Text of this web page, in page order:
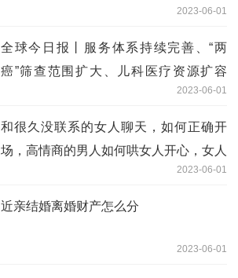
2023-06-01
全球今日报丨服务体系持续完善、“两
癌”筛查范围扩大、儿科医疗资源扩容
——我国进一步提升妇女儿童健康水平
2023-06-01
和很久没联系的女人聊天，如何正确开
场，高情商的男人如何哄女人开心，女人
2023-06-01
近亲结婚离婚财产怎么分
2023-06-01